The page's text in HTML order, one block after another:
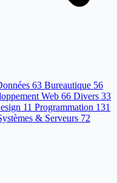
63 Bureautique 56
Web 66 Divers 33
11 Programmation 131
& Serveurs 72